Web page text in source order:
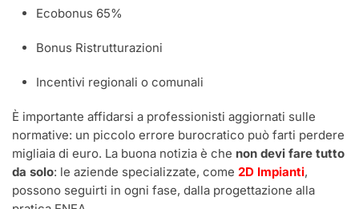
Ecobonus 65%
Bonus Ristrutturazioni
Incentivi regionali o comunali
È importante affidarsi a professionisti aggiornati sulle
normative: un piccolo errore burocratico può farti perdere
migliaia di euro. La buona notizia è che non devi fare tutto
da solo: le aziende specializzate, come 2D Impianti,
possono seguirti in ogni fase, dalla progettazione alla